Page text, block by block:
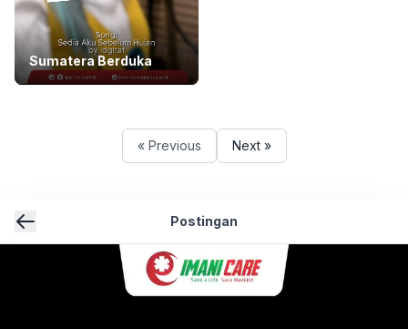
Sumatera Berduka
« Previous Next »
Postingan